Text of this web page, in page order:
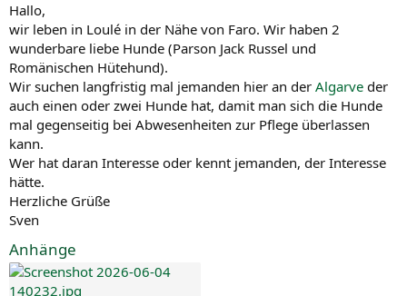
Hallo,
wir leben in Loulé in der Nähe von Faro. Wir haben 2
wunderbare liebe Hunde (Parson Jack Russel und
Romänischen Hütehund).
Wir suchen langfristig mal jemanden hier an der Algarve der
auch einen oder zwei Hunde hat, damit man sich die Hunde
mal gegenseitig bei Abwesenheiten zur Pflege überlassen
kann.
Wer hat daran Interesse oder kennt jemanden, der Interesse
hätte.
Herzliche Grüße
Sven
Anhänge